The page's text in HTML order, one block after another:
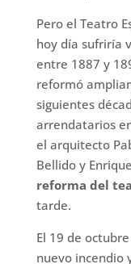
Pero el Teatro
hoy día sufriría
entre 1887 y
reformó
siguientes
arrendatarios
el arquitecto
Bellido y
reforma del
tarde.
El 19 de
nuevo incendio